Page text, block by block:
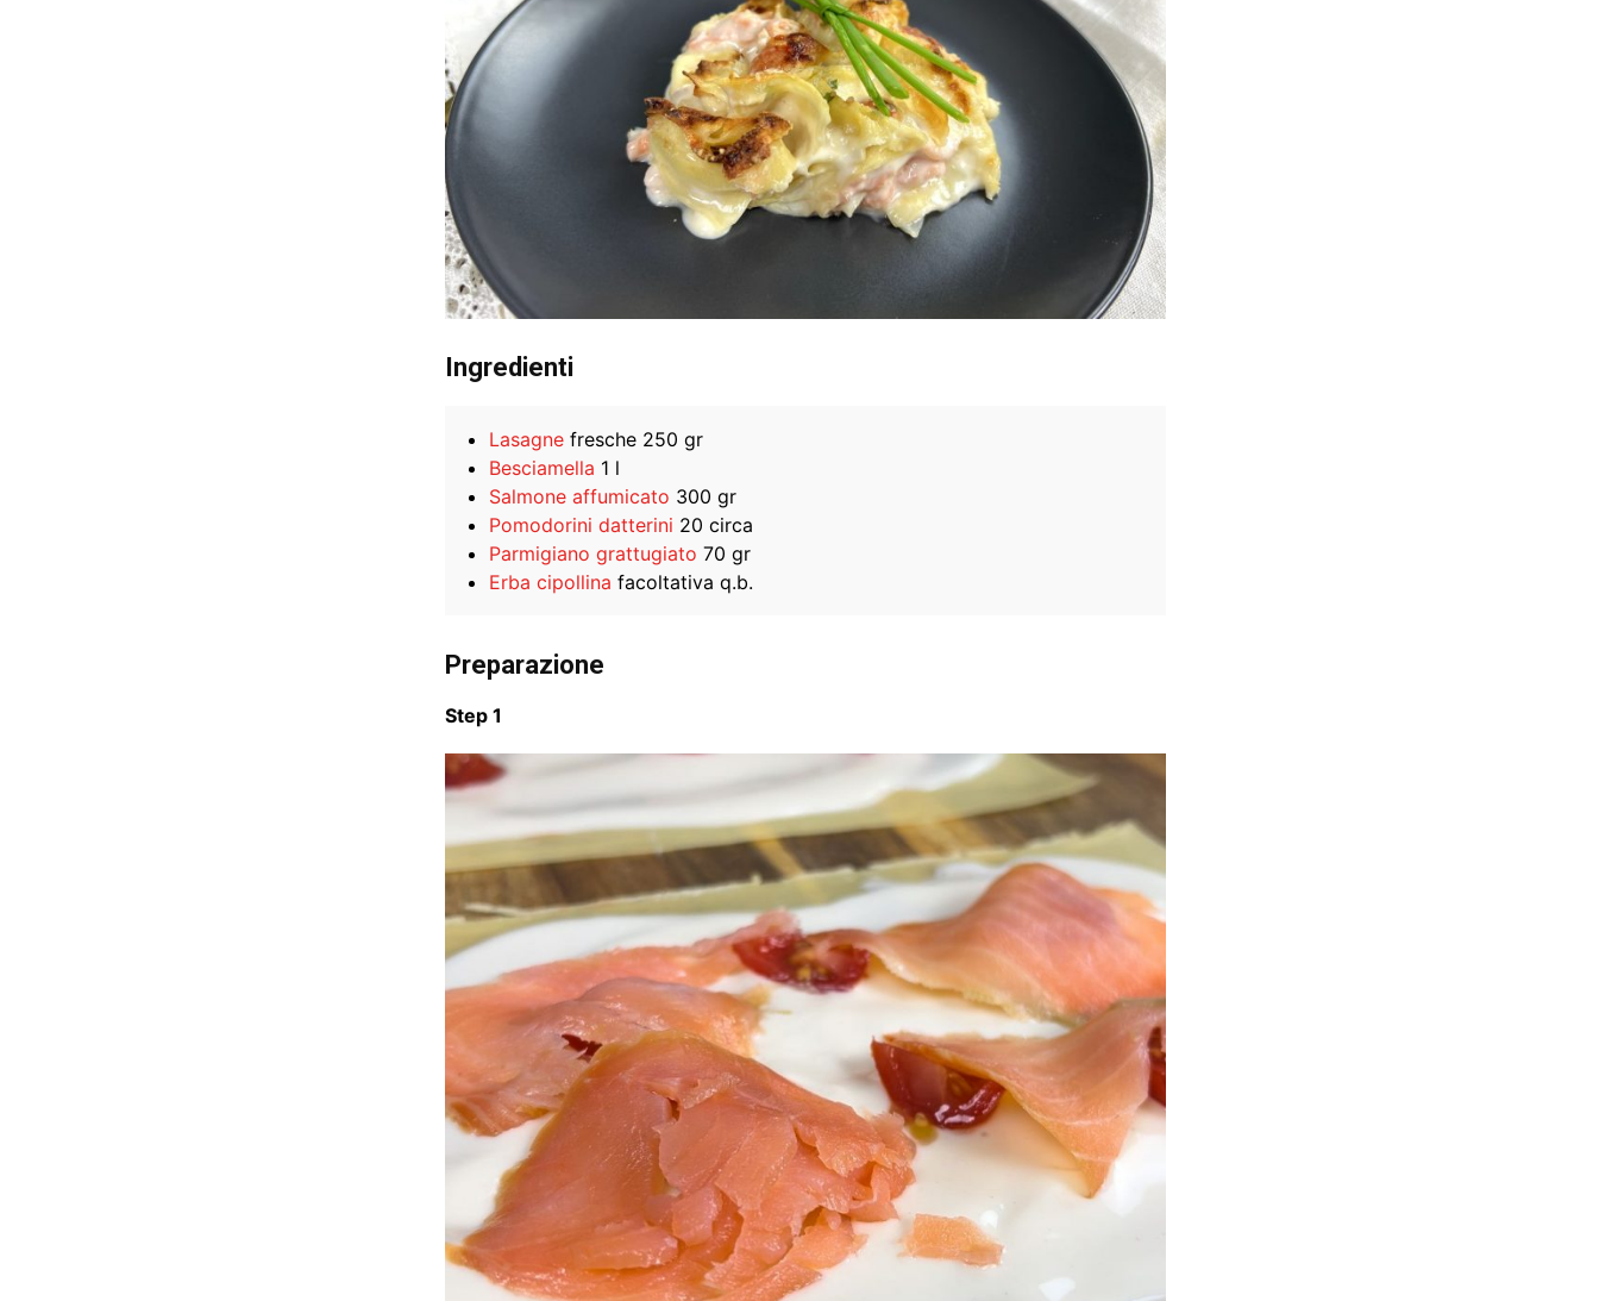
Ingredienti
Lasagne fresche 250 gr
Besciamella 1 l
Salmone affumicato 300 gr
Pomodorini datterini 20 circa
Parmigiano grattugiato 70 gr
Erba cipollina facoltativa q.b.
Preparazione
Step 1